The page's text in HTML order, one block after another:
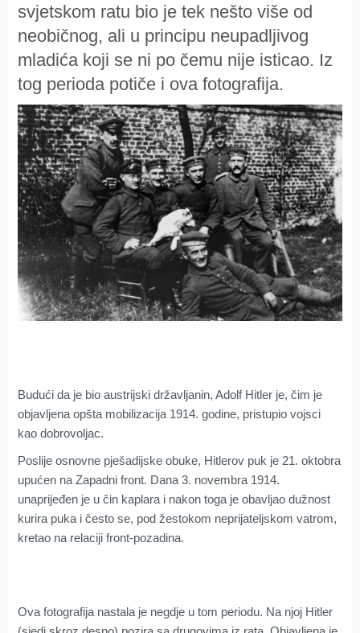
svjetskom ratu bio je tek nešto više od
neobičnog, ali u principu neupadljivog
mladića koji se ni po čemu nije isticao. Iz
tog perioda potiče i ova fotografija.
Budući da je bio austrijski državljanin, Adolf Hitler je, čim je
objavljena opšta mobilizacija 1914. godine, pristupio vojsci
kao dobrovoljac.
Poslije osnovne pješadijske obuke, Hitlerov puk je 21. oktobra
upućen na Zapadni front. Dana 3. novembra 1914.
unaprijeđen je u čin kaplara i nakon toga je obavljao dužnost
kurira puka i često se, pod žestokom neprijateljskom vatrom,
kretao na relaciji front-pozadina.
Ova fotografija nastala je negdje u tom periodu. Na njoj Hitler